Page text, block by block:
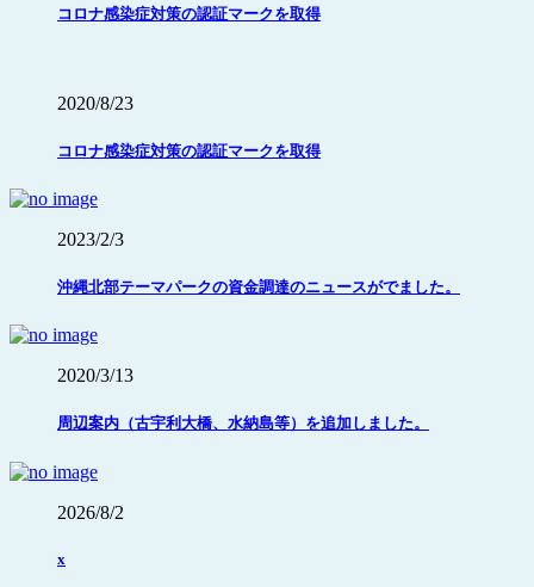
コロナ感染症対策の認証マークを取得
2020/8/23
コロナ感染症対策の認証マークを取得
2023/2/3
沖縄北部テーマパークの資金調達のニュースがでました。
2020/3/13
周辺案内（古宇利大橋、水納島等）を追加しました。
2026/8/2
x